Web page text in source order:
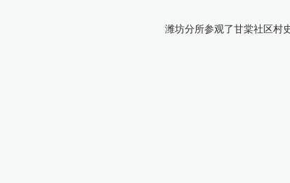
潍坊分所参观了甘棠社区村